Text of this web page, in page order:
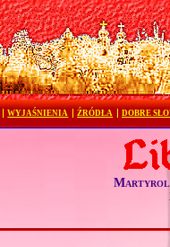
WYJAŚNIENIA ŹRÓDŁA DOBRE